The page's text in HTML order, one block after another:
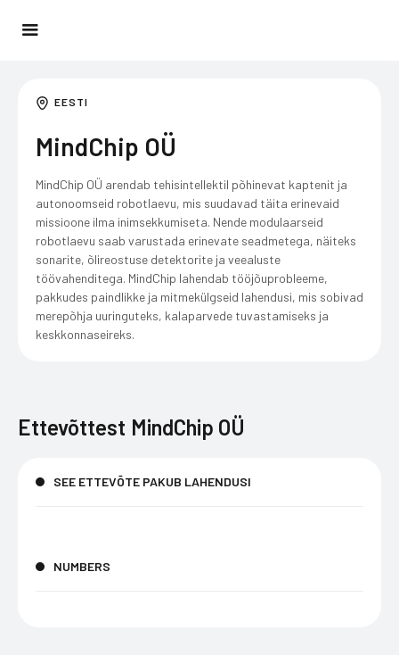
EESTI
MindChip OÜ
MindChip OÜ arendab tehisintellektil põhinevat kaptenit ja
autonoomseid robotlaevu, mis suudavad täita erinevaid
missioone ilma inimsekkumiseta. Nende modulaarseid
robotlaevu saab varustada erinevate seadmetega, näiteks
sonarite, õlireostuse detektorite ja veealuste
töövahenditega. MindChip lahendab tööjõuprobleeme,
pakkudes paindlikke ja mitmekülgseid lahendusi, mis sobivad
merepõhja uuringuteks, kalaparvede tuvastamiseks ja
keskkonnaseireks.
Ettevõttest MindChip OÜ
SEE ETTEVÕTE PAKUB LAHENDUSI
NUMBERS